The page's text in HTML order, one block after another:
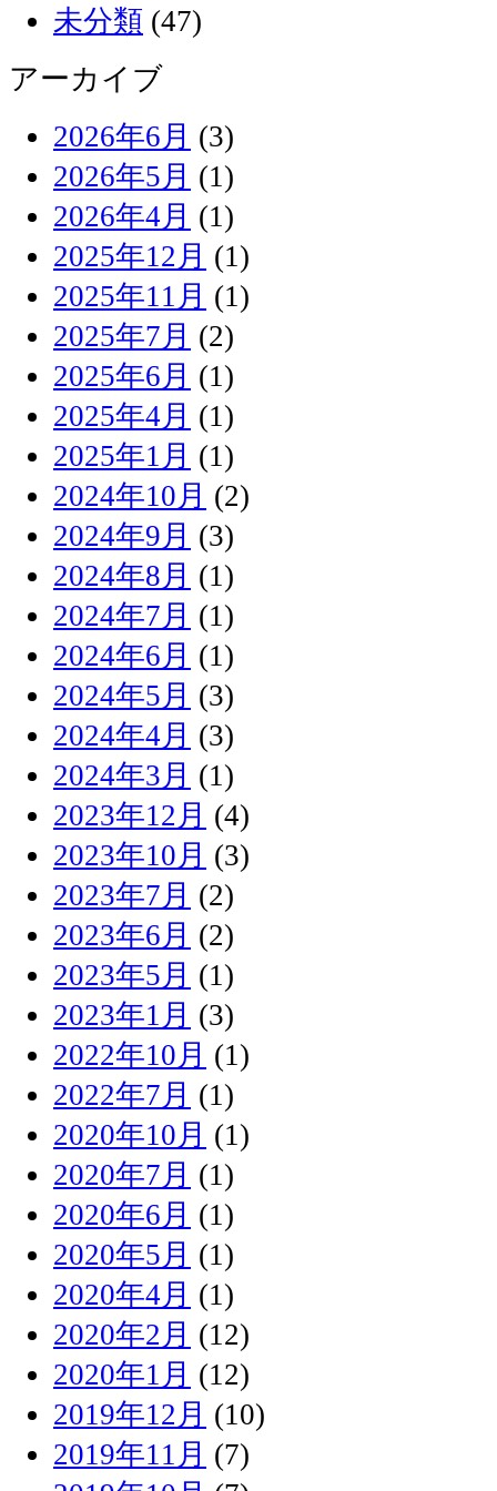
未分類 (47)
アーカイブ
2026年6月 (3)
2026年5月 (1)
2026年4月 (1)
2025年12月 (1)
2025年11月 (1)
2025年7月 (2)
2025年6月 (1)
2025年4月 (1)
2025年1月 (1)
2024年10月 (2)
2024年9月 (3)
2024年8月 (1)
2024年7月 (1)
2024年6月 (1)
2024年5月 (3)
2024年4月 (3)
2024年3月 (1)
2023年12月 (4)
2023年10月 (3)
2023年7月 (2)
2023年6月 (2)
2023年5月 (1)
2023年1月 (3)
2022年10月 (1)
2022年7月 (1)
2020年10月 (1)
2020年7月 (1)
2020年6月 (1)
2020年5月 (1)
2020年4月 (1)
2020年2月 (12)
2020年1月 (12)
2019年12月 (10)
2019年11月 (7)